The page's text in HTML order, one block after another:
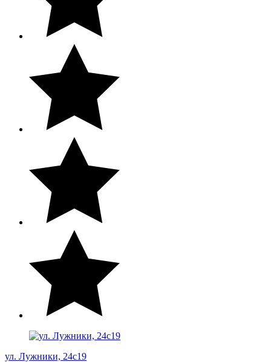
ул. Лужники, 24с19